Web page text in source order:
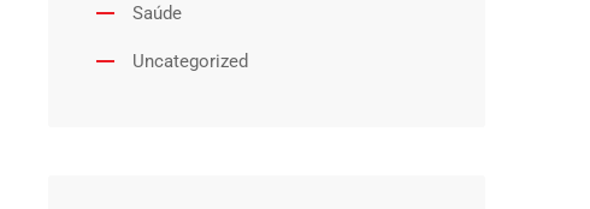
Saúde
Uncategorized